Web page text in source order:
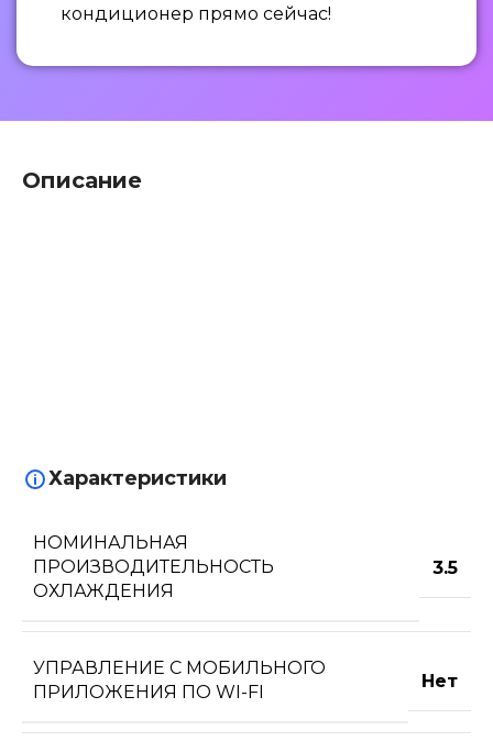
кондиционер прямо сейчас!
Описание
Характеристики
НОМИНАЛЬНАЯ
ПРОИЗВОДИТЕЛЬНОСТЬ
ОХЛАЖДЕНИЯ
3.5
УПРАВЛЕНИЕ C МОБИЛЬНОГО
ПРИЛОЖЕНИЯ ПО WI-FI
Нет